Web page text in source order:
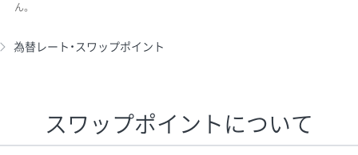
ん。
為替レート・スワップポイント
スワップポイントについて